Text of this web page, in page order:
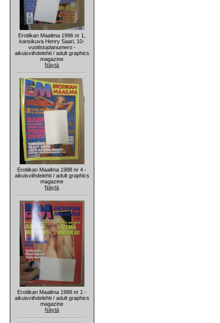
Erotiikan Maailma 1996 nr 1,
kansikuva Henry Saari, 10-
vuotistuplanumero -
aikuisviihdelehti / adult graphics
magazine
Näytä
Erotiikan Maailma 1988 nr 4 -
aikuisviihdelehti / adult graphics
magazine
Näytä
Erotiikan Maailma 1988 nr 1 -
aikuisviihdelehti / adult graphics
magazine
Näytä